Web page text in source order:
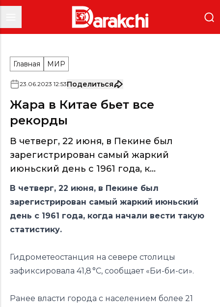
Главная МИР
23.06.2023 12:53Поделиться
Жара в Китае бьет все
рекорды
В четверг, 22 июня, в Пекине был
зарегистрирован самый жаркий
июньский день с 1961 года, к...
В четверг, 22 июня, в Пекине был
зарегистрирован самый жаркий июньский
день с 1961 года, когда начали вести такую
статистику.
Гидрометеостанция на севере столицы
зафиксировала 41,8 °C, сообщает «Би-би-си».
Ранее власти города с населением более 21